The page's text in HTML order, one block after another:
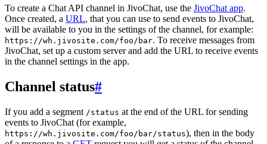
To create a Chat API channel in JivoChat, use the JivoChat app.
Once created, a URL, that you can use to send events to JivoChat,
will be available to you in the settings of the channel, for example:
https://wh.jivosite.com/foo/bar. To receive messages from
JivoChat, set up a custom server and add the URL to receive events
in the channel settings in the app.
Channel status#
If you add a segment /status at the end of the URL for sending
events to JivoChat (for example,
https://wh.jivosite.com/foo/bar/status), then in the body